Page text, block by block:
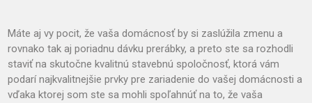
Máte aj vy pocit, že vaša domácnosť by si zaslúžila zmenu a
rovnako tak aj poriadnu dávku prerábky, a preto ste sa rozhodli
staviť na skutočne kvalitnú stavebnú spoločnosť, ktorá vám
podarí najkvalitnejšie prvky pre zariadenie do vašej domácnosti a
vďaka ktorej som ste sa mohli spoľahnúť na to, že vaša